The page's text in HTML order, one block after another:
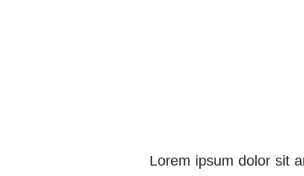
Lorem ipsum dolor sit